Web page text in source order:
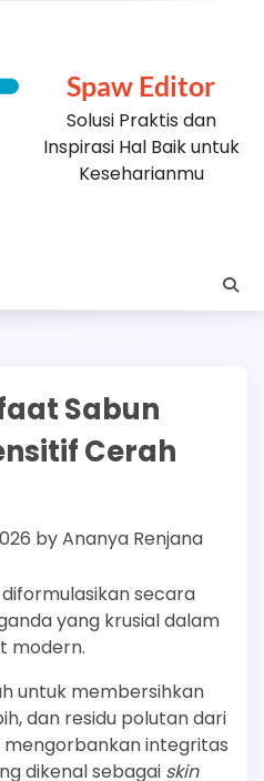
Spaw Editor
Solusi Praktis dan
Inspirasi Hal Baik untuk
Keseharianmu
Sabun
Cerah
byAnanya Renjana
secara
yang krusial dalam
modern.
untuk membersihkan
dan residu polutan dari
integritas
dikenal sebagai skin